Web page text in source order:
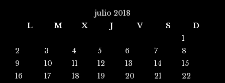
julio 2018
L
M X J V S
D
1
2
3 4 5 6 7
8
9
10 11 12 13 14
15
16
17 18 19 20 21
22